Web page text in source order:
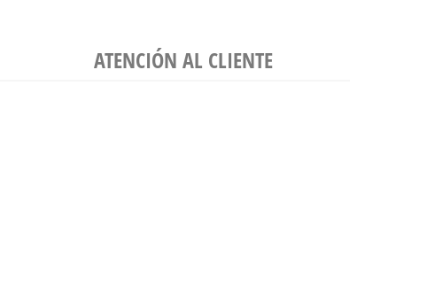
ATENCIÓN AL CLIENTE